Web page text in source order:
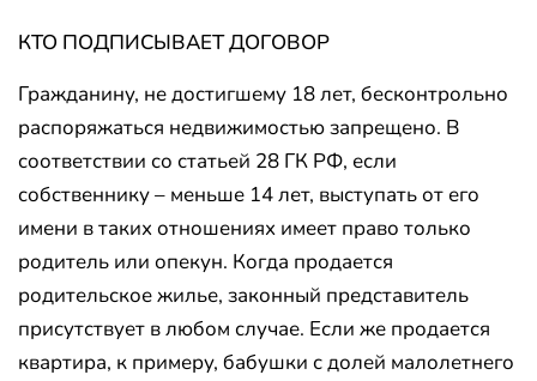
КТО ПОДПИСЫВАЕТ ДОГОВОР
Гражданину, не достигшему 18 лет, бесконтрольно
распоряжаться недвижимостью запрещено. В
соответствии со статьей 28 ГК РФ, если
собственнику – меньше 14 лет, выступать от его
имени в таких отношениях имеет право только
родитель или опекун. Когда продается
родительское жилье, законный представитель
присутствует в любом случае. Если же продается
квартира, к примеру, бабушки с долей малолетнего